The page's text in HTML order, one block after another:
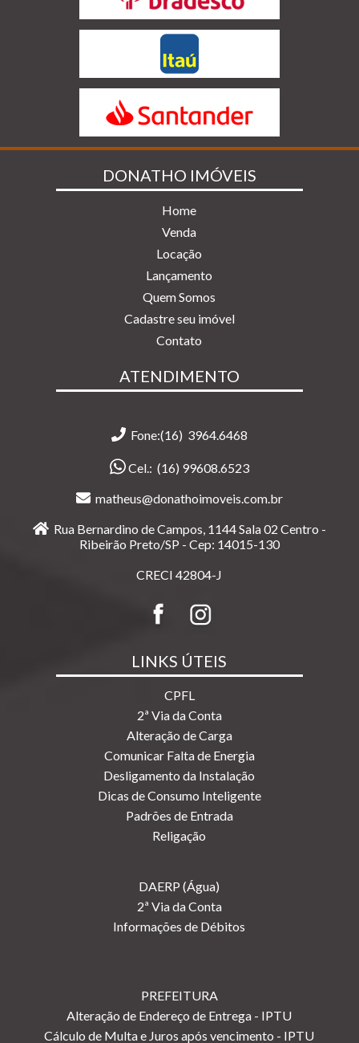
DONATHO IMÓVEIS
Home
Venda
Locação
Lançamento
Quem Somos
Cadastre seu imóvel
Contato
ATENDIMENTO
Fone:(16) 3964.6468
Cel.: (16) 99608.6523
matheus@donathoimoveis.com.br
Rua Bernardino de Campos, 1144 Sala 02 Centro -
Ribeirão Preto/SP - Cep: 14015-130
CRECI 42804-J
LINKS ÚTEIS
CPFL
2ª Via da Conta
Alteração de Carga
Comunicar Falta de Energia
Desligamento da Instalação
Dicas de Consumo Inteligente
Padrões de Entrada
Religação
DAERP (Água)
2ª Via da Conta
Informações de Débitos
PREFEITURA
Alteração de Endereço de Entrega - IPTU
Cálculo de Multa e Juros após vencimento - IPTU